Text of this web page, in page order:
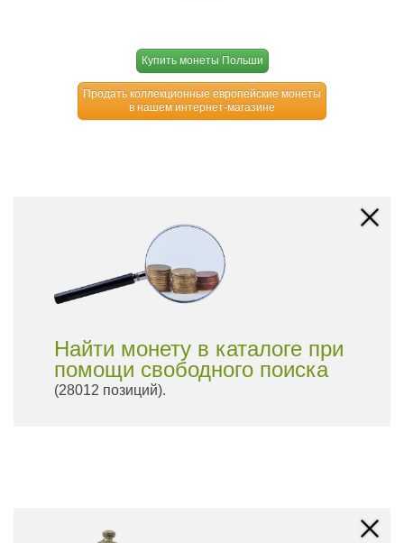
Купить монеты Польши
Продать коллекционные европейские монеты
в нашем интернет-магазине
Найти монету в каталоге при
помощи свободного поиска
(28012 позиций).